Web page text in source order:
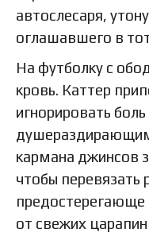
автослесаря,
оглашавшего в
На футболку с
кровь. Каттер
игнорировать
кармана джинсов
чтобы перевязать
предостерегающе
от свежих